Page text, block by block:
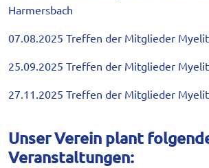
Harmersbach
07.08.2025 Treffen der Mitglieder
25.09.2025 Treffen der Mitglieder
27.11.2025 Treffen der Mitglieder
Unser Verein plant
Veranstaltungen: